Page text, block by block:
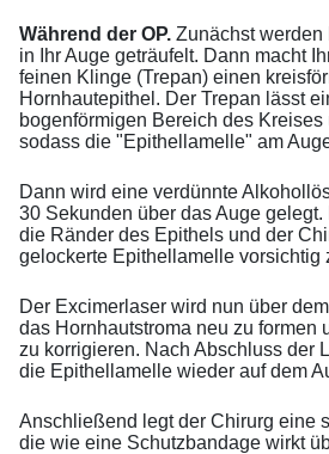
Während der OP. Zunächst werden
in Ihr Auge geträufelt. Dann macht
feinen Klinge (Trepan) einen
Hornhautepithel. Der Trepan lässt
bogenförmigen Bereich des Kreises
sodass die "Epithellamelle" am
Dann wird eine verdünnte
30 Sekunden über das Auge
die Ränder des Epithels und der
gelockerte Epithellamelle vorsichtig
Der Excimerlaser wird nun über
das Hornhautstroma neu zu formen
zu korrigieren. Nach Abschluss der
die Epithellamelle wieder auf dem
Anschließend legt der Chirurg eine
die wie eine Schutzbandage wirkt